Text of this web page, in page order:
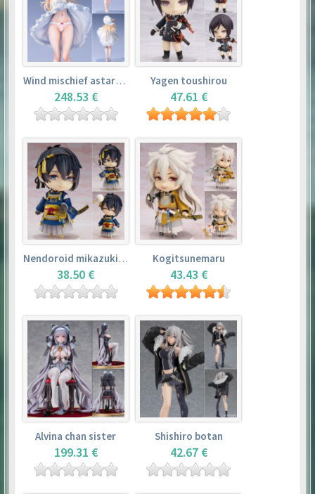
Wind mischief astarotte
248.53 €
Yagen toushirou
47.61 €
Nendoroid mikazuki munechika
38.50 €
Kogitsunemaru
43.43 €
Alvina chan sister
199.31 €
Shishiro botan
42.67 €